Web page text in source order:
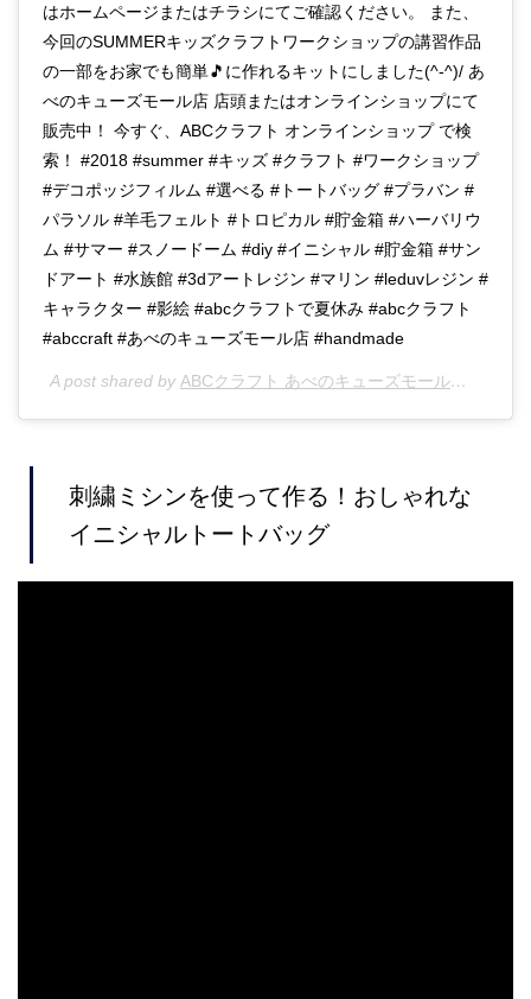
はホームページまたはチラシにてご確認ください。 また、
今回のSUMMERキッズクラフトワークショップの講習作品
の一部をお家でも簡単🎵に作れるキットにしました(^-^)/ あ
べのキューズモール店 店頭またはオンラインショップにて
販売中！ 今すぐ、ABCクラフト オンラインショップ で検
索！ #2018 #summer #キッズ #クラフト #ワークショップ
#デコポッジフィルム #選べる #トートバッグ #プラバン #
パラソル #羊毛フェルト #トロピカル #貯金箱 #ハーバリウ
ム #サマー #スノードーム #diy #イニシャル #貯金箱 #サン
ドアート #水族館 #3dアートレジン #マリン #leduvレジン #
キャラクター #影絵 #abcクラフトで夏休み #abcクラフト
#abccraft #あべのキューズモール店 #handmade
A post shared by ABCクラフト あべのキューズモール店
刺繍ミシンを使って作る！おしゃれな
イニシャルトートバッグ